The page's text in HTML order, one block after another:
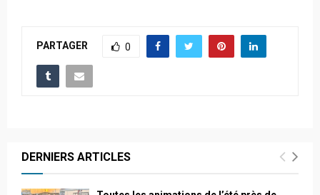
PARTAGER 0
DERNIERS ARTICLES